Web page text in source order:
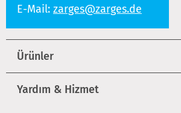
E-Mail: zarges@zarges.de
Ürünler
Yardım & Hizmet